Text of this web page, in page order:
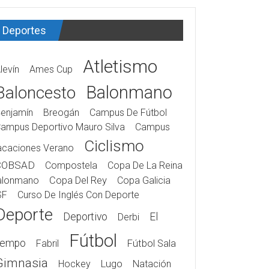
Deportes
Ames Cup Atletismo
Balonmano
Breogán
Campus De Fútbol
Deportivo Mauro Silva
Campus
Verano
Ciclismo
Compostela
Copa De La Reina
Copa Del Rey
Copa Galicia
Curso De Inglés Con Deporte
Deportivo Derbi El
Fabril Fútbol Fútbol Sala
Hockey Lugo Natación